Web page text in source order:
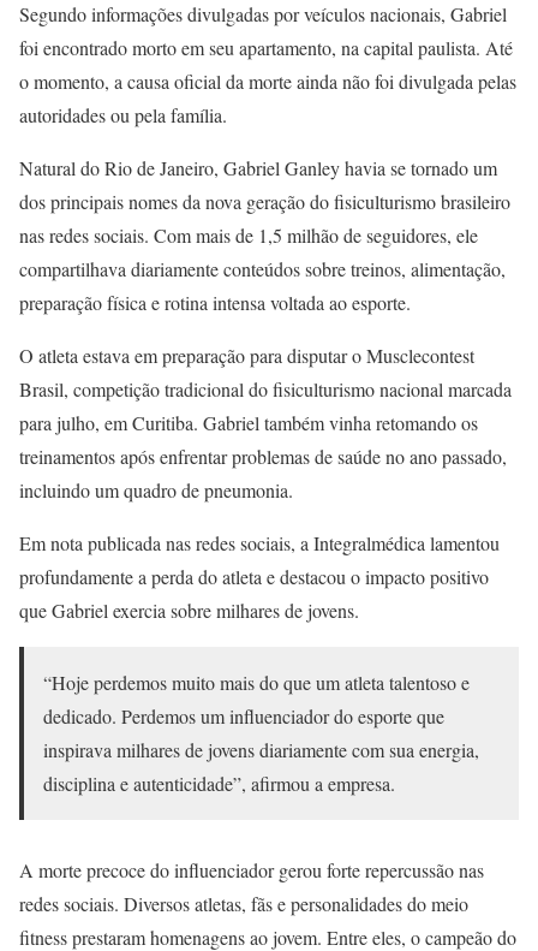
Segundo informações divulgadas por veículos nacionais, Gabriel
foi encontrado morto em seu apartamento, na capital paulista. Até
o momento, a causa oficial da morte ainda não foi divulgada pelas
autoridades ou pela família.
Natural do Rio de Janeiro, Gabriel Ganley havia se tornado um
dos principais nomes da nova geração do fisiculturismo brasileiro
nas redes sociais. Com mais de 1,5 milhão de seguidores, ele
compartilhava diariamente conteúdos sobre treinos, alimentação,
preparação física e rotina intensa voltada ao esporte.
O atleta estava em preparação para disputar o Musclecontest
Brasil, competição tradicional do fisiculturismo nacional marcada
para julho, em Curitiba. Gabriel também vinha retomando os
treinamentos após enfrentar problemas de saúde no ano passado,
incluindo um quadro de pneumonia.
Em nota publicada nas redes sociais, a Integralmédica lamentou
profundamente a perda do atleta e destacou o impacto positivo
que Gabriel exercia sobre milhares de jovens.
“Hoje perdemos muito mais do que um atleta talentoso e
dedicado. Perdemos um influenciador do esporte que
inspirava milhares de jovens diariamente com sua energia,
disciplina e autenticidade”, afirmou a empresa.
A morte precoce do influenciador gerou forte repercussão nas
redes sociais. Diversos atletas, fãs e personalidades do meio
fitness prestaram homenagens ao jovem. Entre eles, o campeão do